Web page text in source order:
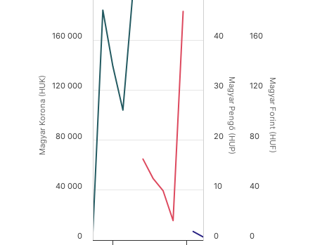
Magyar Korona (HUK) Magyar Pengő (HUP) Magyar Forint (HUF)
0
40 000
80 000
120 000
160 000
0
10
20
30
40
0
40
80
120
160